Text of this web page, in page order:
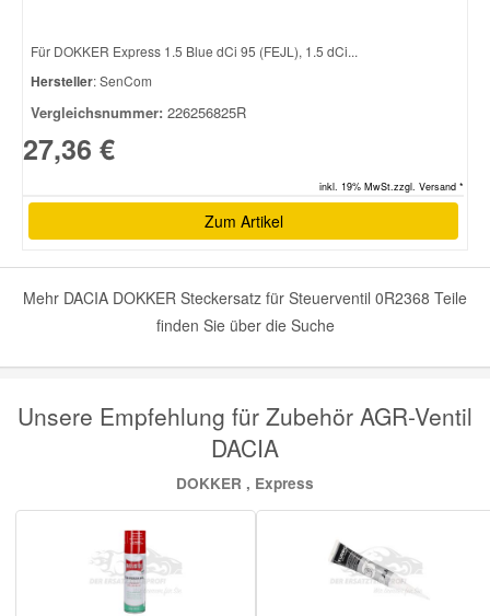
Für DOKKER Express 1.5 Blue dCi 95 (FEJL), 1.5 dCi...
Hersteller: SenCom
Vergleichsnummer: 226256825R
27,36 €
inkl. 19% MwSt.zzgl. Versand *
Zum Artikel
Mehr DACIA DOKKER Steckersatz für Steuerventil 0R2368 Teile
finden Sie über die Suche
Unsere Empfehlung für Zubehör AGR-Ventil
DACIA
DOKKER , Express